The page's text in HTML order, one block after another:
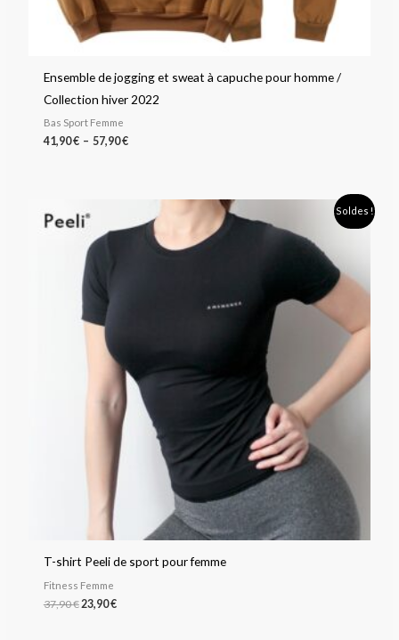
Ensemble de jogging et sweat à capuche pour homme /
Collection hiver 2022
Bas Sport Femme
41,90€ – 57,90€
Soldes !
T-shirt Peeli de sport pour femme
Fitness Femme
37,90€
prix
initial
était :
37,90 €.
23,90€
actuel